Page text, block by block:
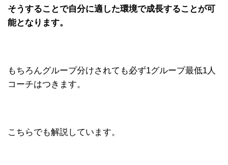
そうすることで自分に適した環境で成長することが可
能となります。
もちろんグループ分けされても必ず1グループ最低1人
コーチはつきます。
こちらでも解説しています。